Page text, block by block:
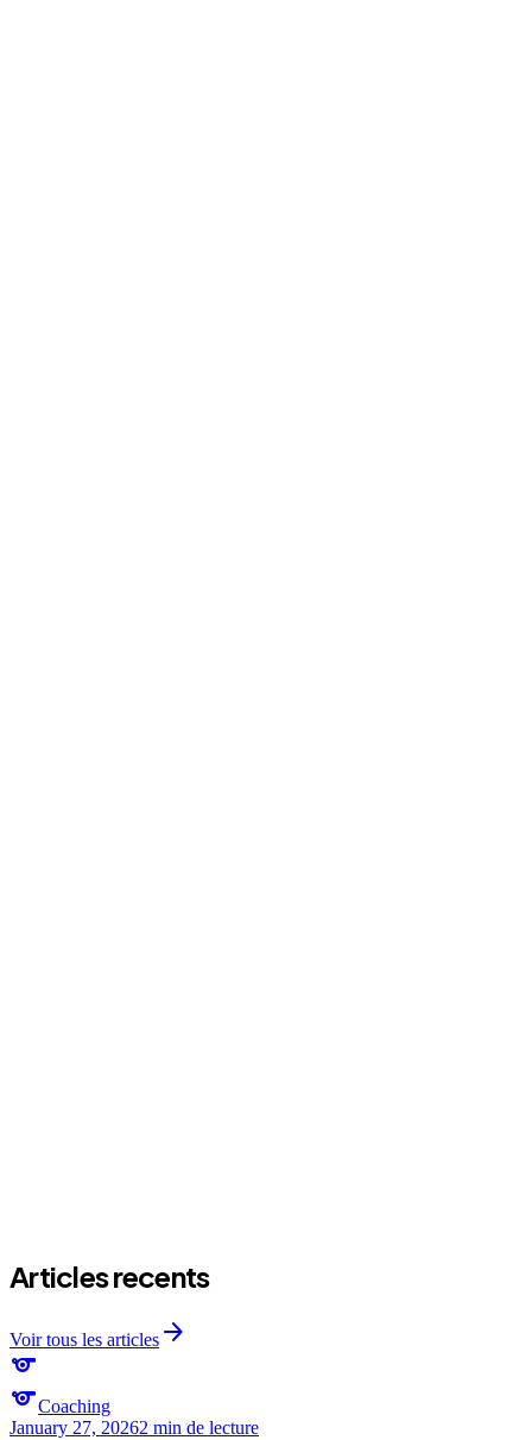
Articles recents
Voir tous les articles arrow_forward
sports
sportsCoaching
January 27, 20262 min de lecture